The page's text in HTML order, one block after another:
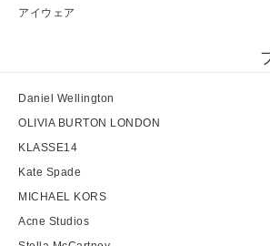
アイウェア
Daniel Wellington
OLIVIA BURTON LONDON
KLASSE14
Kate Spade
MICHAEL KORS
Acne Studios